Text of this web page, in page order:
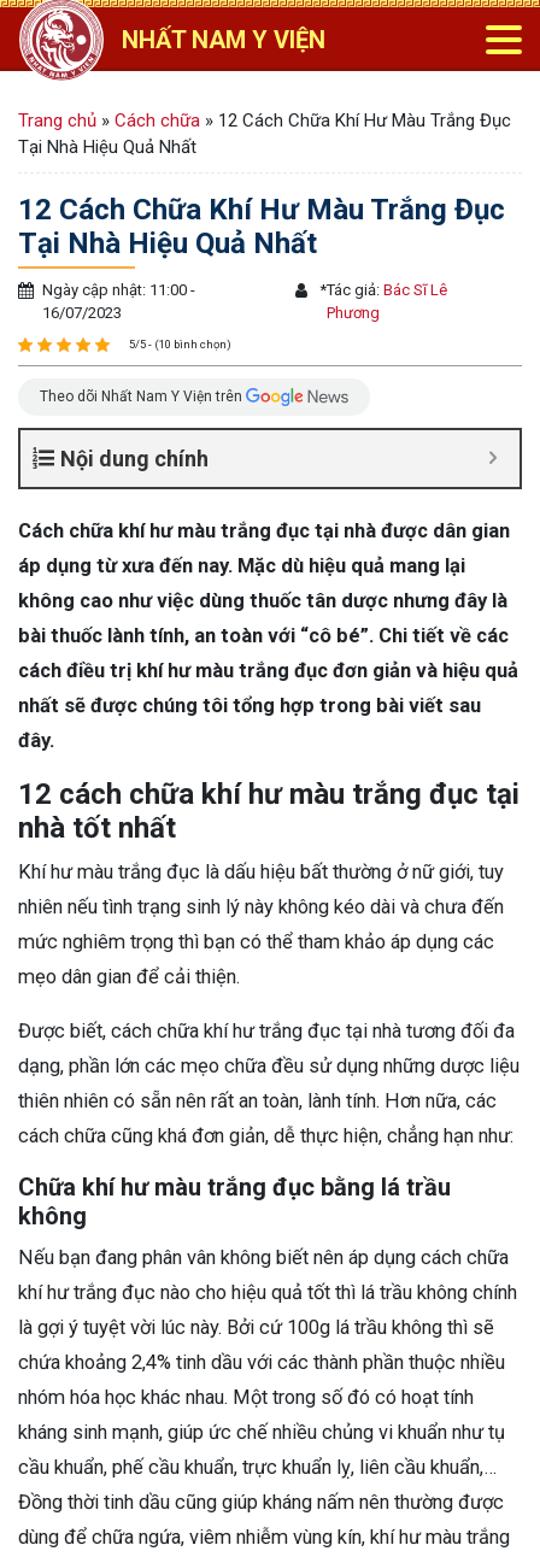
NHẤT NAM Y VIỆN
Trang chủ » Cách chữa » 12 Cách Chữa Khí Hư Màu Trắng Đục
Tại Nhà Hiệu Quả Nhất
12 Cách Chữa Khí Hư Màu Trắng Đục
Tại Nhà Hiệu Quả Nhất
Ngày cập nhật: 11:00 -
16/07/2023
*Tác giả:Bác Sĩ Lê
Phương
5/5 - (10 bình chọn)
Theo dõi Nhất Nam Y Viện trên
Nội dung chính
Cách chữa khí hư màu trắng đục tại nhà được dân gian
áp dụng từ xưa đến nay. Mặc dù hiệu quả mang lại
không cao như việc dùng thuốc tân dược nhưng đây là
bài thuốc lành tính, an toàn với “cô bé”. Chi tiết về các
cách điều trị khí hư màu trắng đục đơn giản và hiệu quả
nhất sẽ được chúng tôi tổng hợp trong bài viết sau
đây.
12 cách chữa khí hư màu trắng đục tại
nhà tốt nhất
Khí hư màu trắng đục là dấu hiệu bất thường ở nữ giới, tuy
nhiên nếu tình trạng sinh lý này không kéo dài và chưa đến
mức nghiêm trọng thì bạn có thể tham khảo áp dụng các
mẹo dân gian để cải thiện.
Được biết, cách chữa khí hư trắng đục tại nhà tương đối đa
dạng, phần lớn các mẹo chữa đều sử dụng những dược liệu
thiên nhiên có sẵn nên rất an toàn, lành tính. Hơn nữa, các
cách chữa cũng khá đơn giản, dễ thực hiện, chẳng hạn như:
Chữa khí hư màu trắng đục bằng lá trầu
không
Nếu bạn đang phân vân không biết nên áp dụng cách chữa
khí hư trắng đục nào cho hiệu quả tốt thì lá trầu không chính
là gợi ý tuyệt vời lúc này. Bởi cứ 100g lá trầu không thì sẽ
chứa khoảng 2,4% tinh dầu với các thành phần thuộc nhiều
nhóm hóa học khác nhau. Một trong số đó có hoạt tính
kháng sinh mạnh, giúp ức chế nhiều chủng vi khuẩn như tụ
cầu khuẩn, phế cầu khuẩn, trực khuẩn lỵ, liên cầu khuẩn,…
Đồng thời tinh dầu cũng giúp kháng nấm nên thường được
dùng để chữa ngứa, viêm nhiễm vùng kín, khí hư màu trắng